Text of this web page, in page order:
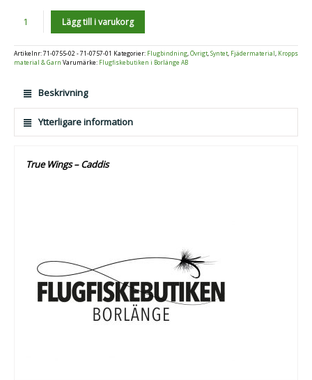
Antal Lägg till i varukorg
Artikelnr:71-0755-02 - 71-0757-01 Kategorier: Flugbindning,Övrigt,Syntet, Fjädermaterial, Kropps
material & Garn Varumärke: Flugfiskebutiken i Borlänge AB
Beskrivning
Ytterligare information
True Wings – Caddis